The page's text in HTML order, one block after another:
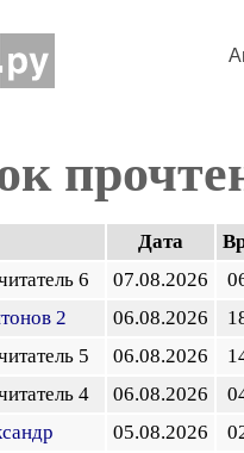
Дата
6
07.08.2026
2
06.08.2026
5
06.08.2026
4
06.08.2026
05.08.2026